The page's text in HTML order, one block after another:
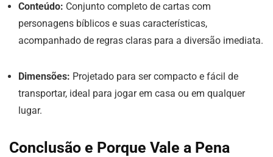
Conteúdo: Conjunto completo de cartas com
personagens bíblicos e suas características,
acompanhado de regras claras para a diversão imediata.
Dimensões: Projetado para ser compacto e fácil de
transportar, ideal para jogar em casa ou em qualquer
lugar.
Conclusão e Porque Vale a Pena